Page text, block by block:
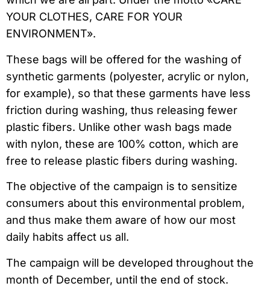
YOUR CLOTHES, CARE FOR YOUR
ENVIRONMENT».
These bags will be offered for the washing of
synthetic garments (polyester, acrylic or nylon,
for example), so that these garments have less
friction during washing, thus releasing fewer
plastic fibers. Unlike other wash bags made
with nylon, these are 100% cotton, which are
free to release plastic fibers during washing.
The objective of the campaign is to sensitize
consumers about this environmental problem,
and thus make them aware of how our most
daily habits affect us all.
The campaign will be developed throughout the
month of December, until the end of stock.